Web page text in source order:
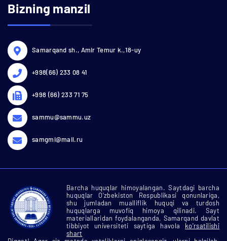
Bizning manzil
Samarqand sh., Amir Temur k.,18-uy
+998(66) 233 08 41
+998 (66) 233 71 75
sammu@sammu.uz
samgmi@mail.ru
Barcha huquqlar himoyalangan. Saytdagi barcha
huquqlar O'zbekiston Respublikasi qonunlariga,
shu jumladan mualliflik huquqi va turdosh
huquqlarga muvofiq himoya qilinadi. Sayt
materiallaridan foydalanganda, Samarqand davlat
tibbiyot universiteti saytiga havola ko'rsatilishi
shart